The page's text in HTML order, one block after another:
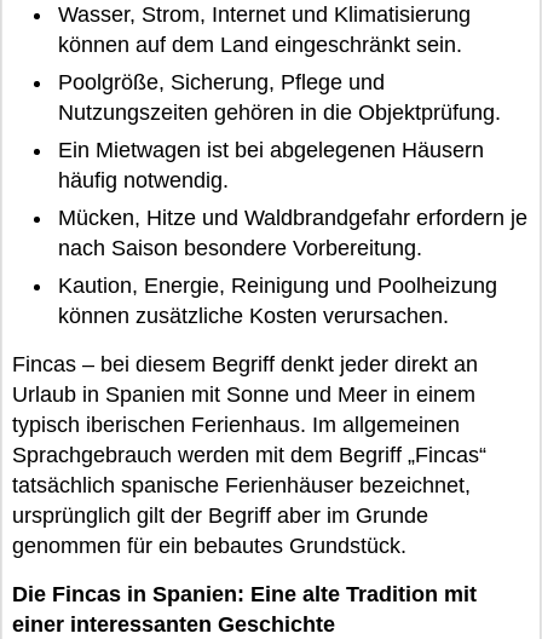
Wasser, Strom, Internet und Klimatisierung
können auf dem Land eingeschränkt sein.
Poolgröße, Sicherung, Pflege und
Nutzungszeiten gehören in die Objektprüfung.
Ein Mietwagen ist bei abgelegenen Häusern
häufig notwendig.
Mücken, Hitze und Waldbrandgefahr erfordern je
nach Saison besondere Vorbereitung.
Kaution, Energie, Reinigung und Poolheizung
können zusätzliche Kosten verursachen.
Fincas – bei diesem Begriff denkt jeder direkt an
Urlaub in Spanien mit Sonne und Meer in einem
typisch iberischen Ferienhaus. Im allgemeinen
Sprachgebrauch werden mit dem Begriff „Fincas“
tatsächlich spanische Ferienhäuser bezeichnet,
ursprünglich gilt der Begriff aber im Grunde
genommen für ein bebautes Grundstück.
Die Fincas in Spanien: Eine alte Tradition mit
einer interessanten Geschichte